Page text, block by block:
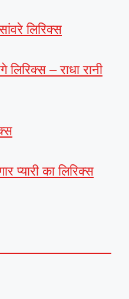
लिरिक्स
– राधा रानी
प्यारी का लिरिक्स